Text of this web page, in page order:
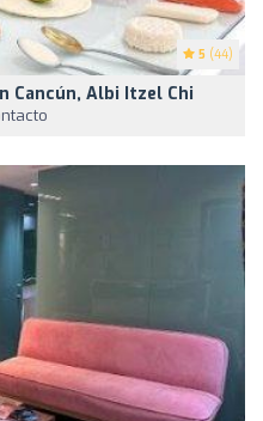
5 (44)
Cancún, Albi Itzel Chi